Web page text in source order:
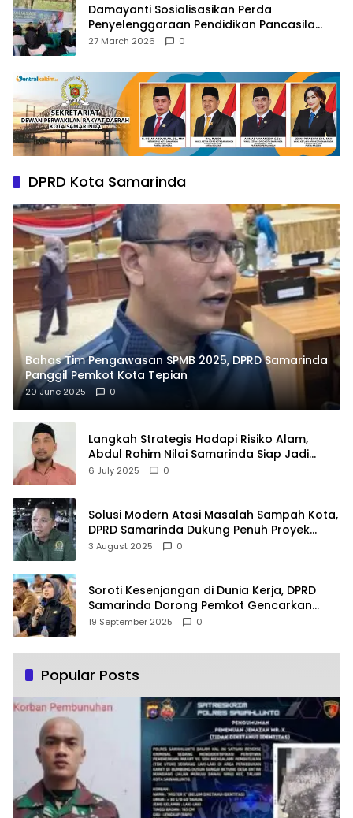
Damayanti Sosialisasikan Perda
Penyelenggaraan Pendidikan Pancasila
dan Wawasan Kebangsaan
27 March 2026 0
DPRD Kota Samarinda
Bahas Tim Pengawasan SPMB 2025, DPRD Samarinda
Panggil Pemkot Kota Tepian
20 June 2025 0
Langkah Strategis Hadapi Risiko Alam,
Abdul Rohim Nilai Samarinda Siap Jadi
Pusat Logistik Bencana Kalimantan
6 July 2025 0
Solusi Modern Atasi Masalah Sampah Kota,
DPRD Samarinda Dukung Penuh Proyek
PLTSA
3 August 2025 0
Soroti Kesenjangan di Dunia Kerja, DPRD
Samarinda Dorong Pemkot Gencarkan
Pemberdayaan Perempuan
19 September 2025 0
Popular Posts